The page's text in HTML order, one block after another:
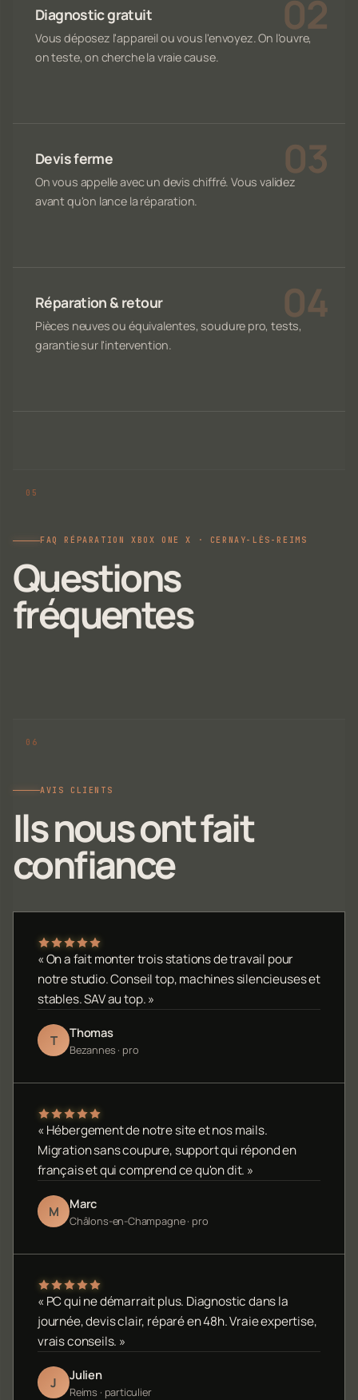
Diagnostic gratuit
Vous déposez l'appareil ou vous l'envoyez. On l'ouvre,
on teste, on cherche la vraie cause.
Devis ferme
On vous appelle avec un devis chiffré. Vous validez
avant qu'on lance la réparation.
Réparation & retour
Pièces neuves ou équivalentes, soudure pro, tests,
garantie sur l'intervention.
FAQ RÉPARATION XBOX ONE X · CERNAY-LÈS-REIMS
Questions
fréquentes
AVIS CLIENTS
Ils nous ont fait
confiance
« On a fait monter trois stations de travail pour
notre studio. Conseil top, machines silencieuses et
stables. SAV au top. »
T Thomas
Bezannes · pro
« Hébergement de notre site et nos mails.
Migration sans coupure, support qui répond en
français et qui comprend ce qu'on dit. »
M Marc
Châlons-en-Champagne · pro
« PC qui ne démarrait plus. Diagnostic dans la
journée, devis clair, réparé en 48h. Vraie expertise,
vrais conseils. »
J Julien
Reims · particulier